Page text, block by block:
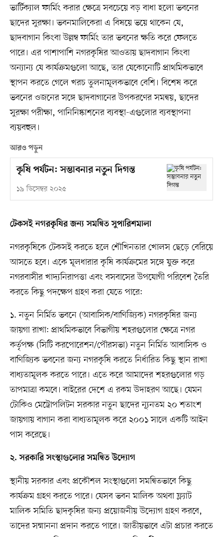
ভার্টিক্যাল ফার্মিং করার ক্ষেত্রে সবচেয়ে বড় বাধা হলো ভবনের
ছাদের সুরক্ষা। ভবনমালিকেরা এ বিষয়ে ভয়ে থাকেন যে,
ছাদবাগান কিংবা উল্লম্ব ফার্মিং তার ভবনের ক্ষতি করে ফেলতে
পারে। এর পাশাপাশি নগরকৃষির আওতায় ছাদবাগান কিংবা
অন্যান্য যে কার্যক্রমগুলো আছে, তার যেকোনোটি প্রাথমিকভাবে
স্থাপন করতে গেলে খরচ তুলনামূলকভাবে বেশি। বিশেষ করে
ভবনের ওজনের সঙ্গে ছাদবাগানের উপকরণের সমন্বয়, ছাদের
সুরক্ষা পরীক্ষা, পানিনিষ্কাশনের ব্যবস্থা-এগুলোর ব্যবস্থাপনা
ব্যয়বহুল।
আরও পড়ুন
কৃষি পর্যটন: সম্ভাবনার নতুন দিগন্ত
১৯ ডিসেম্বর ২০২৫
টেকসই নগরকৃষির জন্য সমন্বিত সুপারিশমালা
নগরকৃষিকে টেকসই করতে হলে শৌখিনতার খোলস ছেড়ে বেরিয়ে
আসতে হবে। একে মূলধারার কৃষি কার্যক্রমের সঙ্গে যুক্ত করে
নগরবাসীর খাদ্যনিরাপত্তা এবং বসবাসের উপযোগী পরিবেশ তৈরি
করতে কিছু পদক্ষেপ গ্রহণ করা যেতে পারে:
১. নতুন নির্মিত ভবনে (আবাসিক/বাণিজ্যিক) নগরকৃষির জন্য
জায়গা রাখা: প্রাথমিকভাবে বিভাগীয় শহরগুলোর ক্ষেত্রে নগর
কর্তৃপক্ষ (সিটি করপোরেশন/পৌরসভা) নতুন নির্মিত আবাসিক ও
বাণিজ্যিক ভবনের জন্য নগরকৃষি করতে নির্ধারিত কিছু স্থান রাখা
বাধ্যতামূলক করতে পারে। এতে করে আমাদের শহরগুলোর গড়
তাপমাত্রা কমবে। বাইরের দেশে এ রকম উদাহরণ আছে। যেমন
টোকিও মেট্রোপলিটন সরকার নতুন ছাদের ন্যূনতম ২০ শতাংশ
জায়গায় বাগান করা বাধ্যতামূলক করে ২০০১ সালে একটি আইন
পাস করেছে।
২. সরকারি সংস্থাগুলোর সমন্বিত উদ্যোগ
স্থানীয় সরকার এবং প্রকৌশল সংস্থাগুলো সমন্বিতভাবে কিছু
কার্যক্রম গ্রহণ করতে পারে। যেসব ভবন মালিক অথবা ফ্ল্যাট
মালিক সমিতি ছাদকৃষির জন্য প্রয়োজনীয় উদ্যোগ গ্রহণ করবে,
তাদের সম্মাননা প্রদান করতে পারে। জাতীয়ভাবে এটা প্রচার করতে